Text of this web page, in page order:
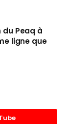
Peaq à
ligne que